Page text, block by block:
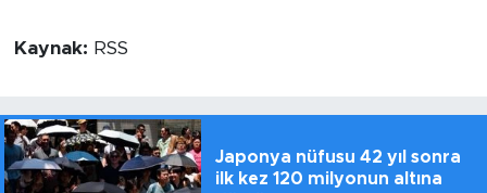
Kaynak: RSS
Japonya nüfusu 42 yıl sonra
ilk kez 120 milyonun altına